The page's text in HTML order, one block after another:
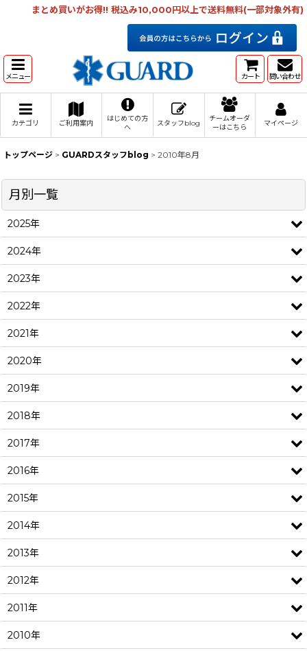
まとめ買いがお得!! 税込み10,000円以上で送料無料(一部対象外有)
メニュー カート 問い合わせ
カテゴリ ご利用案内
はじめての方
へ
スタッフblog
チームオーダ
ーはこちら
マイページ
トップページ > GUARDスタッフblog > 2010年8月
月別一覧
2025年
2024年
2023年
2022年
2021年
2020年
2019年
2018年
2017年
2016年
2015年
2014年
2013年
2012年
2011年
2010年